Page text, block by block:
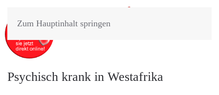
Zum Hauptinhalt springen
Psychisch krank in Westafrika